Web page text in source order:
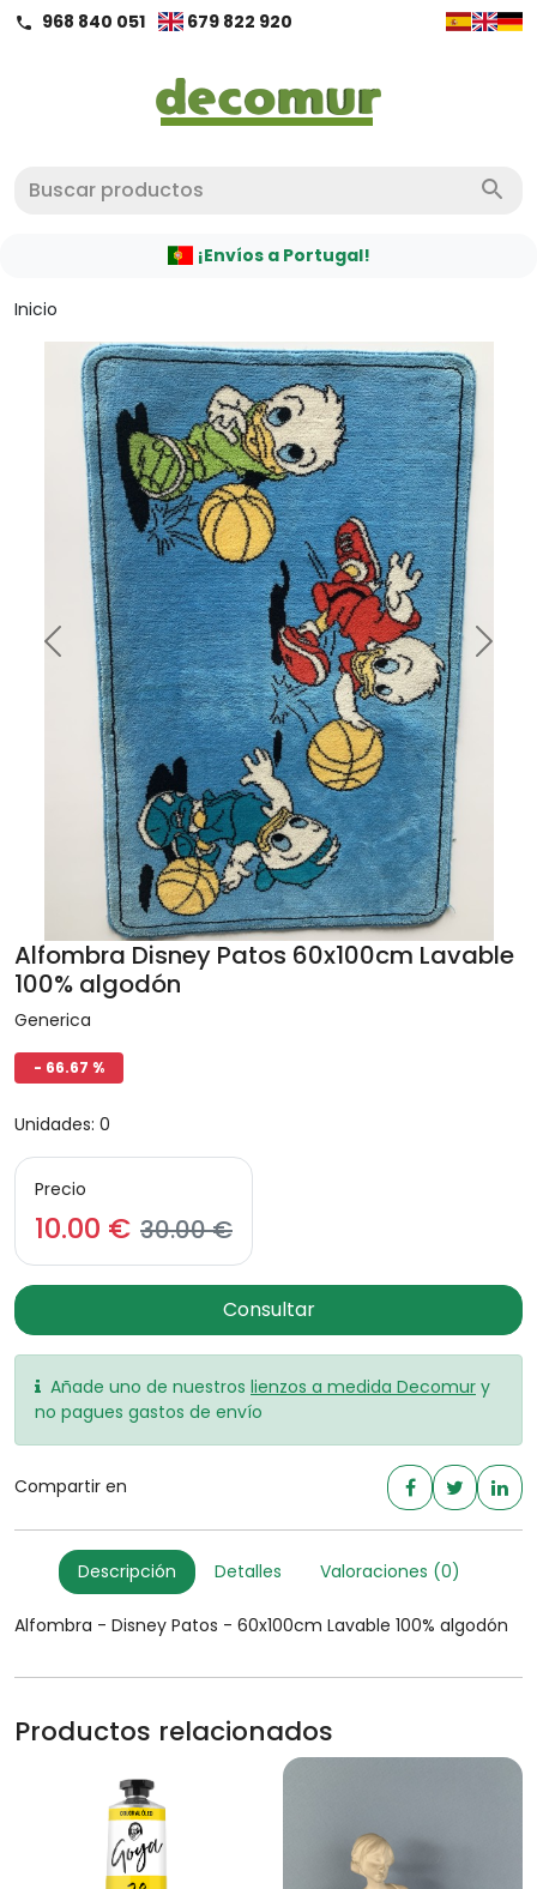
call 968 840 051 679 822 920
search
¡Envíos a Portugal!
Inicio
Previous Next
Alfombra Disney Patos 60x100cm Lavable
100% algodón
Generica
- 66.67 %
Unidades: 0
Precio
10.00 € 30.00 €
Consultar
Añade uno de nuestros lienzos a medida Decomur y
no pagues gastos de envío
Compartir en
Descripción Detalles Valoraciones (0)
Alfombra - Disney Patos - 60x100cm Lavable 100% algodón
Productos relacionados